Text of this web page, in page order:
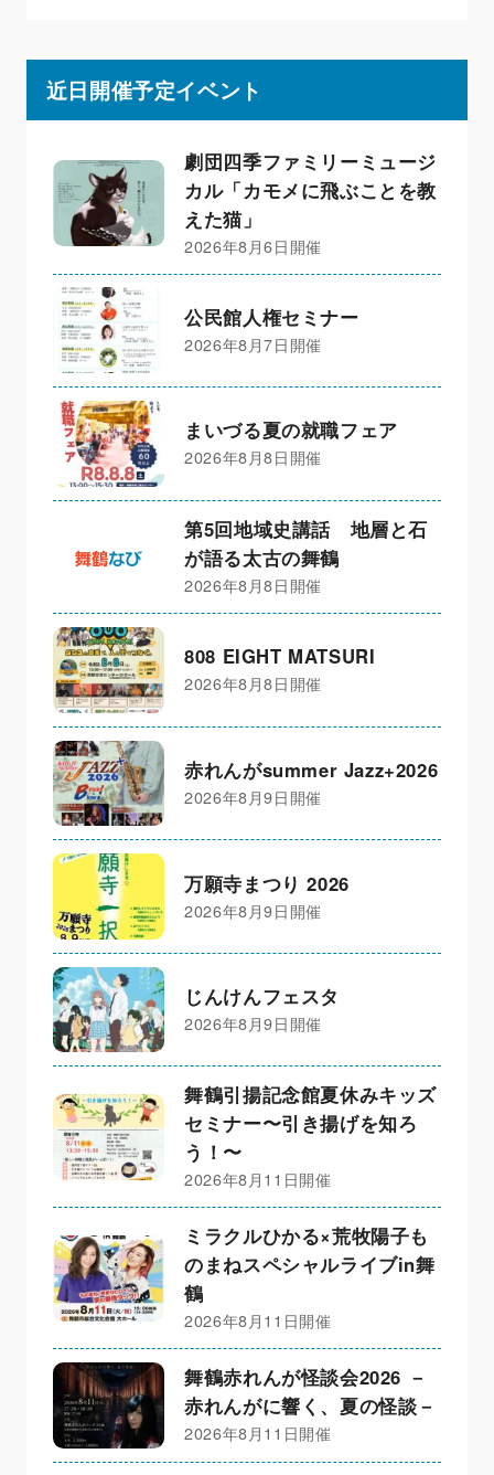
近日開催予定イベント
劇団四季ファミリーミュージ
カル「カモメに飛ぶことを教
えた猫」
2026年8月6日開催
公民館人権セミナー
2026年8月7日開催
まいづる夏の就職フェア
2026年8月8日開催
第5回地域史講話 地層と石
が語る太古の舞鶴
2026年8月8日開催
808 EIGHT MATSURI
2026年8月8日開催
赤れんがsummer Jazz+2026
2026年8月9日開催
万願寺まつり 2026
2026年8月9日開催
じんけんフェスタ
2026年8月9日開催
舞鶴引揚記念館夏休みキッズ
セミナー〜引き揚げを知ろ
う！〜
2026年8月11日開催
ミラクルひかる×荒牧陽子も
のまねスペシャルライブin舞
鶴
2026年8月11日開催
舞鶴赤れんが怪談会2026 －
赤れんがに響く、夏の怪談－
2026年8月11日開催